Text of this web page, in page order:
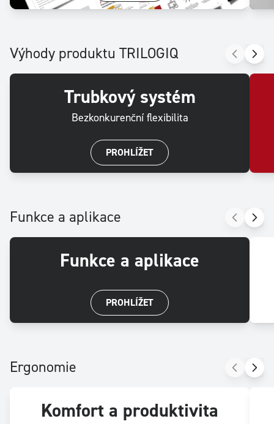
Výhody produktu TRILOGIQ
Trubkový systém
Bezkonkurenční flexibilita
PROHLÍŽET
Funkce a aplikace
Funkce a aplikace
PROHLÍŽET
Ergonomie
Komfort a produktivita